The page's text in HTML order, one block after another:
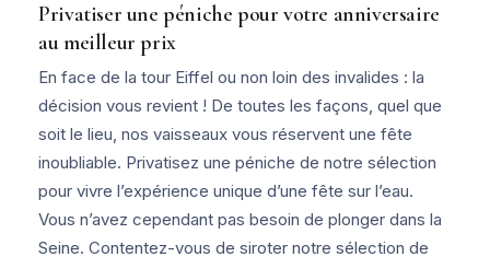
Privatiser une péniche pour votre anniversaire
au meilleur prix
En face de la tour Eiffel ou non loin des invalides : la
décision vous revient ! De toutes les façons, quel que
soit le lieu, nos vaisseaux vous réservent une fête
inoubliable. Privatisez une péniche de notre sélection
pour vivre l’expérience unique d’une fête sur l’eau.
Vous n’avez cependant pas besoin de plonger dans la
Seine. Contentez-vous de siroter notre sélection de